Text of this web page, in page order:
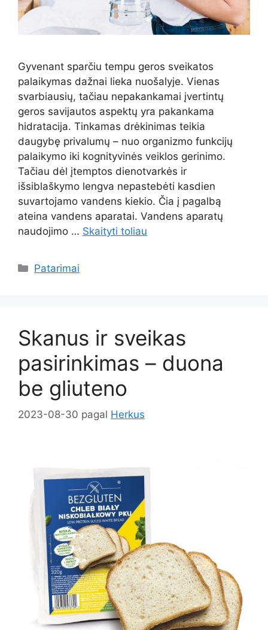
Gyvenant sparčiu tempu geros sveikatos
palaikymas dažnai lieka nuošalyje. Vienas
svarbiausių, tačiau nepakankamai įvertintų
geros savijautos aspektų yra pakankama
hidratacija. Tinkamas drėkinimas teikia
daugybę privalumų – nuo organizmo funkcijų
palaikymo iki kognityvinės veiklos gerinimo.
Tačiau dėl įtemptos dienotvarkės ir
išsiblaškymo lengva nepastebėti kasdien
suvartojamo vandens kiekio. Čia į pagalbą
ateina vandens aparatai. Vandens aparatų
naudojimo … Skaityti toliau
Kategorijos
Patarimai
Skanus ir sveikas
pasirinkimas – duona
be gliuteno
2023-08-30 pagal Herkus